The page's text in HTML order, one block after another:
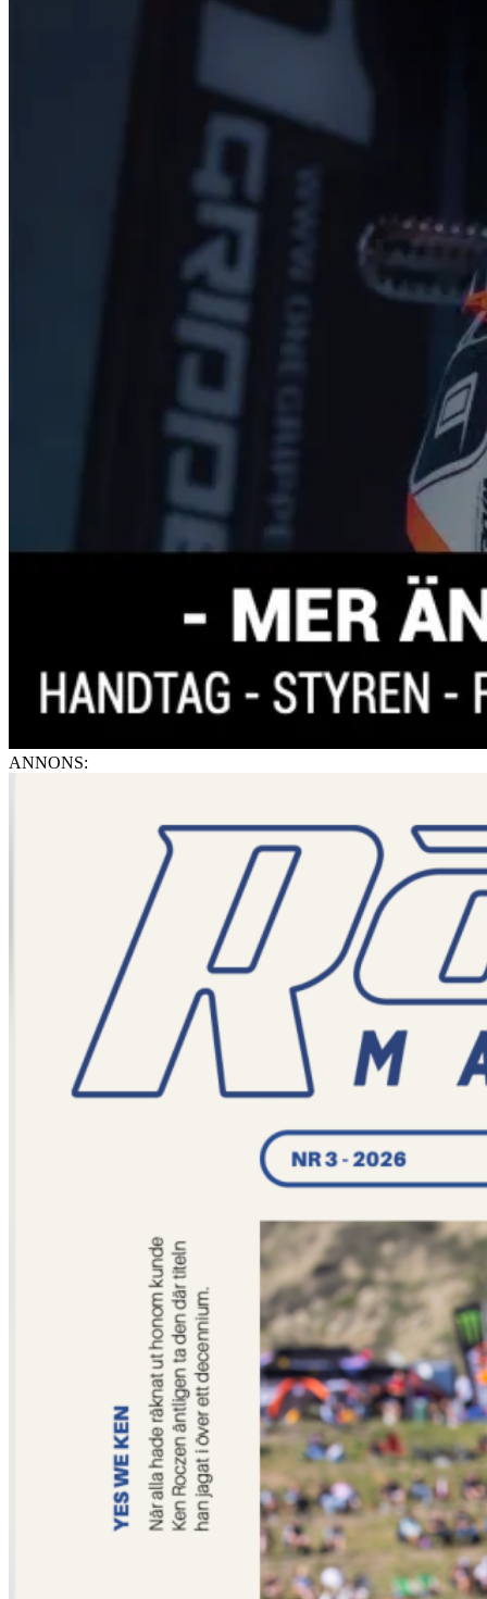
ANNONS: